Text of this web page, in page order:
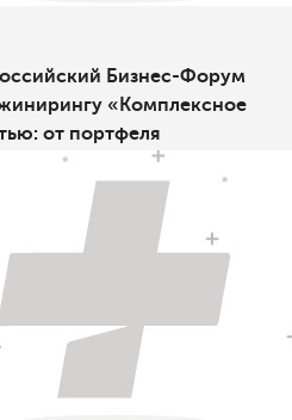
Бизнес-Форум
«Комплексное
от портфеля
активам»